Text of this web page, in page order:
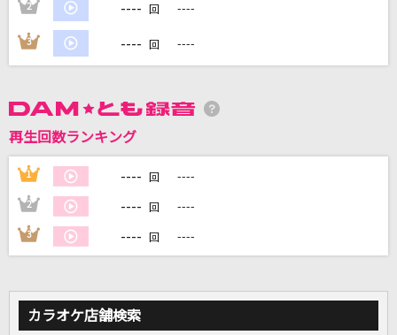
カラオケ最新情報をチェック！
2 ---- 回 ----
3 ---- 回 ----
再生回数ランキング
1 ---- 回 ----
2 ---- 回 ----
3 ---- 回 ----
カラオケ店舗検索